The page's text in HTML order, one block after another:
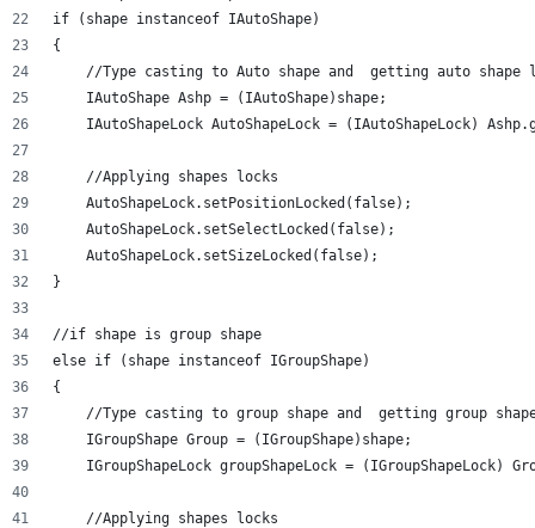
if (shape instanceof IAutoShape)
{
//Type casting to Auto shape and  getting auto shape
    IAutoShape Ashp = (IAutoShape)shape;
IAutoShapeLock AutoShapeLock = (IAutoShapeLock)
    //Applying shapes locks
    AutoShapeLock.setPositionLocked(false);
    AutoShapeLock.setSelectLocked(false);
    AutoShapeLock.setSizeLocked(false);
}
//if shape is group shape
else if (shape instanceof IGroupShape)
{
//Type casting to group shape and  getting group
    IGroupShape Group = (IGroupShape)shape;
IGroupShapeLock groupShapeLock = (IGroupShapeLock)
    //Applying shapes locks